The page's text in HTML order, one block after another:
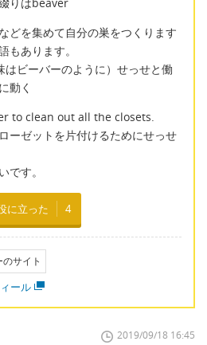
どを集めて自分の巣をつくります
もあります。
ビーバーのように）せっせと働
動く
to clean out all the closets.
ーゼットを片付けるためにせっせ
です。
に立った 4
サイト
ール
2019/09/18 16:45